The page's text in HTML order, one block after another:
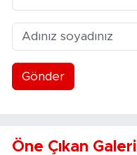
Gönder
Öne Çıkan